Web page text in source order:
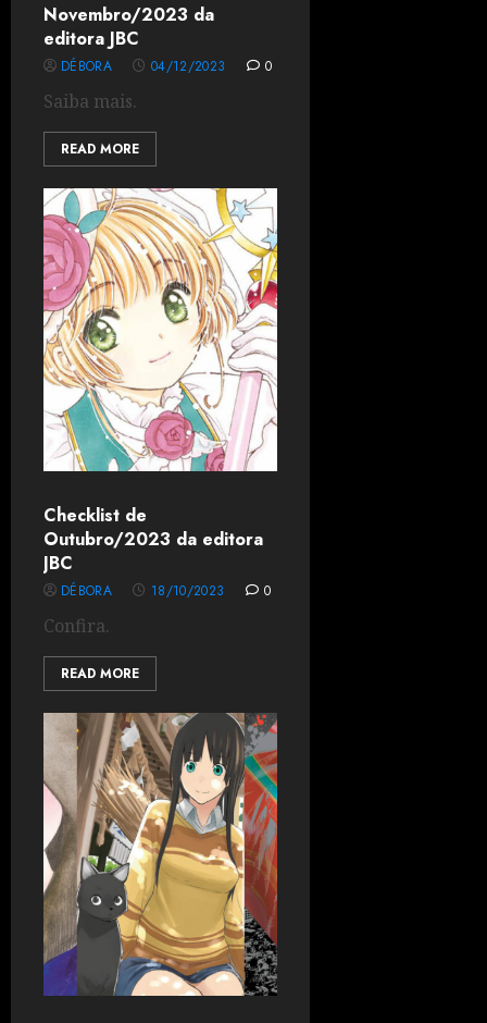
Novembro/2023 da
editora JBC
DÉBORA 04/12/2023 0
Saiba mais.
READ MORE
Checklist de
Outubro/2023 da editora
JBC
DÉBORA 18/10/2023 0
Confira.
READ MORE